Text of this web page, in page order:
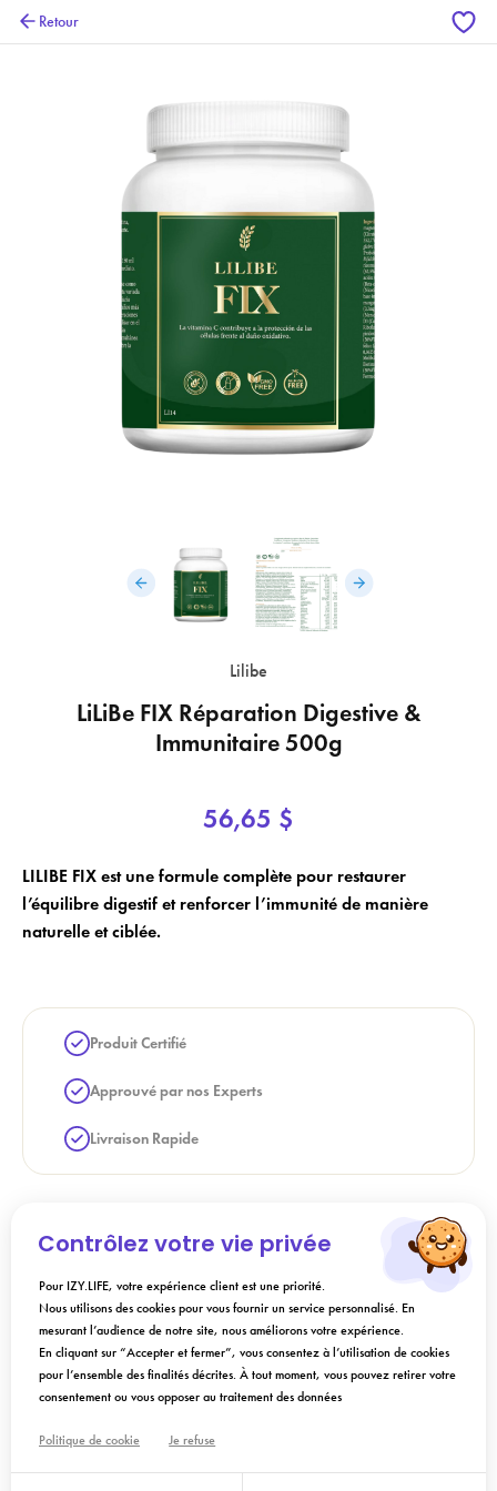
Retour
Lilibe
LiLiBe FIX Réparation Digestive &
Immunitaire 500g
56,65 $
LILIBE FIX est une formule complète pour restaurer
l’équilibre digestif et renforcer l’immunité de manière
naturelle et ciblée.
Produit Certifié
Approuvé par nos Experts
Livraison Rapide
Description
Conseils d'utilisation
Ajouter à la liste de souhaits
Nom de la liste de souhaits
Annuler Créer une liste de souhaits
Vous devez être connecté pour enregistrer des produits dans votre liste
Annuler Login
Contrôlez votre vie privée
Pour IZY.LIFE, votre expérience client est une priorité.
Nous utilisons des cookies pour vous fournir un service personnalisé. En
mesurant l’audience de notre site, nous améliorons votre expérience.
En cliquant sur “Accepter et fermer”, vous consentez à l’utilisation de cookies
pour l’ensemble des finalités décrites. À tout moment, vous pouvez retirer votre
consentement ou vous opposer au traitement des données
Politique de cookie Je refuse